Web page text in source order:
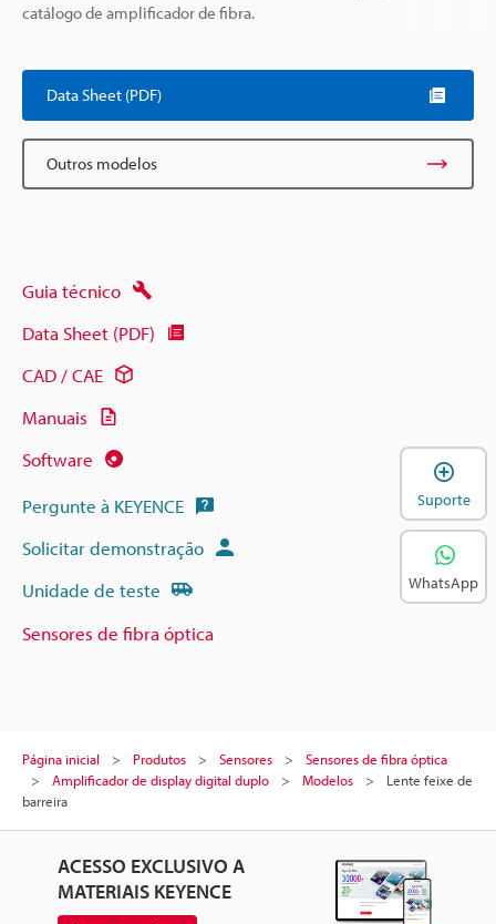
catálogo de amplificador de fibra.
Data Sheet (PDF)
Outros modelos
Guia técnico
Data Sheet (PDF)
CAD / CAE
Manuais
Software
Pergunte à KEYENCE
Solicitar demonstração
Unidade de teste
Sensores de fibra óptica
Página inicial Produtos Sensores
Sensores de fibra óptica
Amplificador de display digital duplo
Modelos
Lente feixe de
barreira
ACESSO EXCLUSIVO A
MATERIAIS KEYENCE
Suporte
WhatsApp